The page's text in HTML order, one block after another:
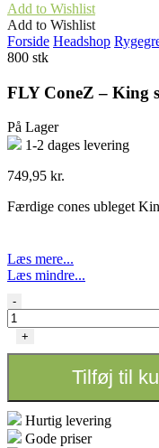
Add to Wishlist
Add to Wishlist
Forside Headshop
800 stk
FLY ConeZ – King
På Lager
1-2 dages levering
749,95 kr.
Færdige cones ubleget
Læs mere...
Læs mindre...
FLY
ConeZ
-
800
stk
antal
-
+
Tilføj til
Hurtig levering
Gode priser